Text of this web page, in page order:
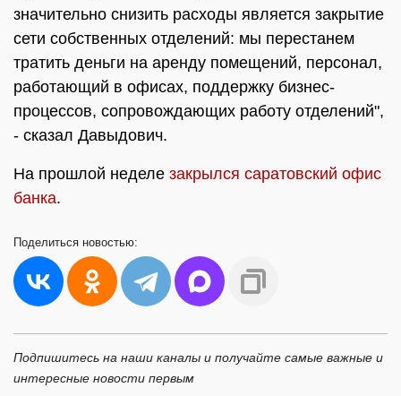
значительно снизить расходы является закрытие
сети собственных отделений: мы перестанем
тратить деньги на аренду помещений, персонал,
работающий в офисах, поддержку бизнес-
процессов, сопровождающих работу отделений",
- сказал Давыдович.
На прошлой неделе закрылся саратовский офис
банка.
Поделиться новостью:
Подпишитесь на наши каналы и получайте самые важные и
интересные новости первым